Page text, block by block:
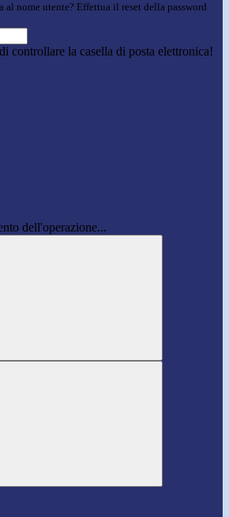
al nome utente? Effettua il reset della password
controllare la casella di posta elettronica!
dell'operazione...